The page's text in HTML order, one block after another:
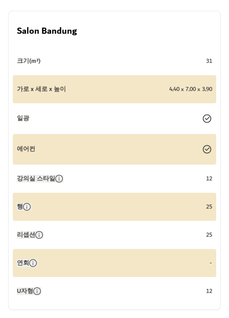
Salon Bandung
크기(m²) 31
가로 x 세로 x 높이 4,40 x 7,00 x 3,90
일광
에어컨
강의실 스타일 12
행 25
리셉션 25
연회 -
U자형 12